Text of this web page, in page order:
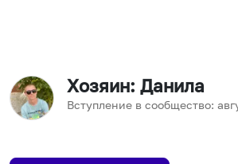
Хозяин: Данила
Вступление в сообщество: